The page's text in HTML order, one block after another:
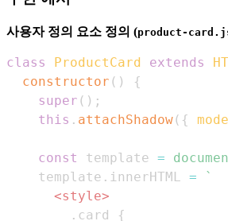
사용자 정의 요소 정의 (product-
class ProductCard extends
constructor ( )
{
super ( ) ;
this . attachShadow( { mode
const template =
    template
. innerHTML =
`
<style>
.card
{